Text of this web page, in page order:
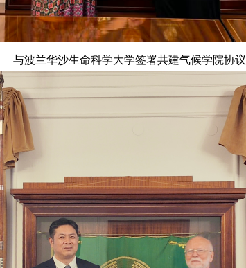
与波兰华沙生命科学大学签署共建气候学院协议